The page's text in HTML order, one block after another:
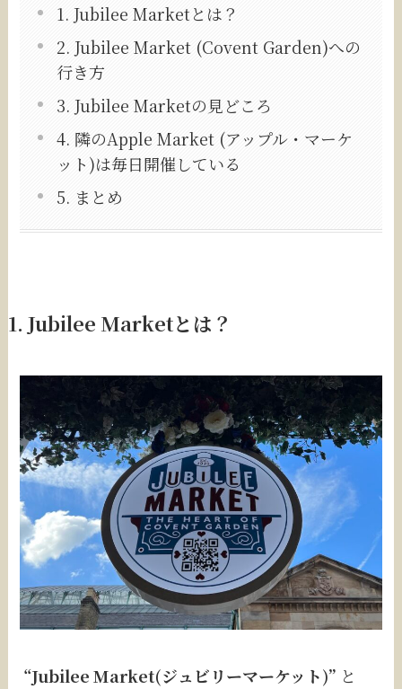
1. Jubilee Marketとは？
2. Jubilee Market (Covent Garden)への
行き方
3. Jubilee Marketの見どころ
4. 隣のApple Market (アップル・マーケ
ット)は毎日開催している
5. まとめ
1. Jubilee Marketとは？
“Jubilee Market(ジュビリーマーケット)” と